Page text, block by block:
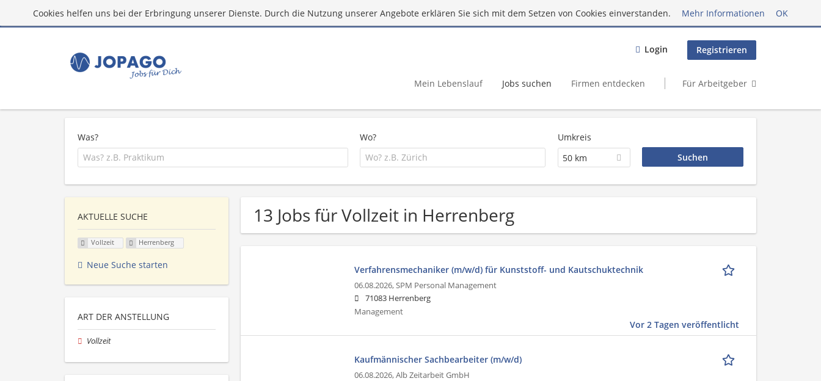
Cookies helfen uns bei der Erbringung unserer Dienste. Durch die Nutzung unserer Angebote erklären Sie sich mit dem Setzen von Cookies einverstanden. Mehr Informationen OK
Login Registrieren
Mein Lebenslauf Jobs suchen Firmen entdecken Für Arbeitgeber
Was? Wo?
Umkreis
50 km
13 Jobs für Vollzeit in Herrenberg
Verfahrensmechaniker (m/w/d) für Kunststoff- und Kautschuktechnik
06.08.2026,SPM Personal Management
71083 Herrenberg
Management
Vor 2 Tagen veröffentlicht
Kaufmännischer Sachbearbeiter (m/w/d)
06.08.2026,Alb Zeitarbeit GmbH
AKTUELLE SUCHE
Vollzeit Herrenberg
Neue Suche starten
ART DER ANSTELLUNG
Vollzeit